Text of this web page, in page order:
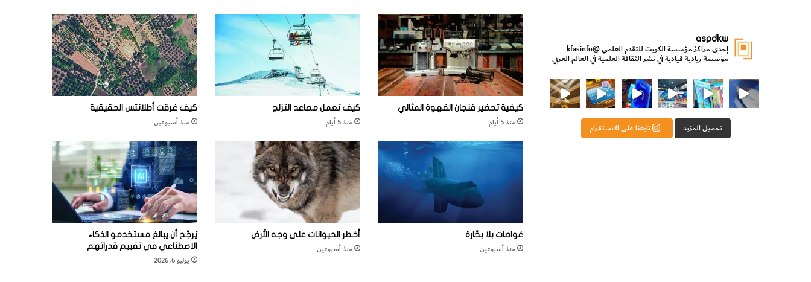
ي
ر
و
ن
»
ف
ي
ن
ي
و
ي
و
ك
س
ر
ع
ة
ع
ل
ل
ر
ق
ا
ل
س
ر
ة
كيفية تحضير فنجان القهوة المثالي
منذ 5 أيام
كيف تعمل مصاعد التزلج
منذ 5 أيام
كيف غرقت أطلانتس الحقيقية
منذ أسبوعين
غواصات بلا بحّارة
منذ أسبوعين
أخطر الحيوانات على وجه الأرض
منذ أسبوعين
يُرجَّح أن يبالغ مستخدمو الذكاء
الاصطناعي في تقييم قدراتهم
يوليو 6, 2026
aspdkw
إحدى مراكز مؤسسة الكويت للتقدم العلمي@kfasinfo
مؤسسة ريادية قيادية في نشر الثقافة العلمية في العالم العربي
ووزير الدولة لشؤون الش
من الأعماق نكتشف ومن الكتب نتعلّم⁨ رجعنا! ما كنّا بعيد! مجهزين لكم كل جديد!⁩
تحميل المزيد تابعنا على الانستقرام